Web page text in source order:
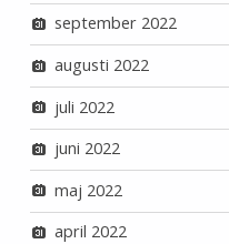
september 2022
augusti 2022
juli 2022
juni 2022
maj 2022
april 2022